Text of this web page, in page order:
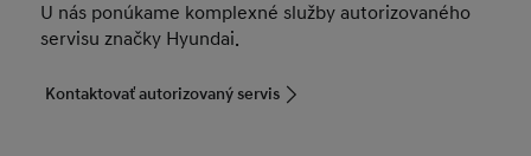
U nás ponúkame komplexné služby autorizovaného
servisu značky Hyundai.
Kontaktovať autorizovaný servis